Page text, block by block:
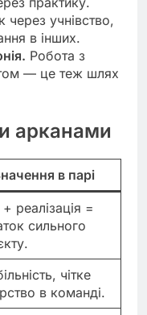
через учнівство,
в інших.
Робота з
— це теж шлях
арканами
в парі
+ реалізація =
сильного
чітке
в команді.